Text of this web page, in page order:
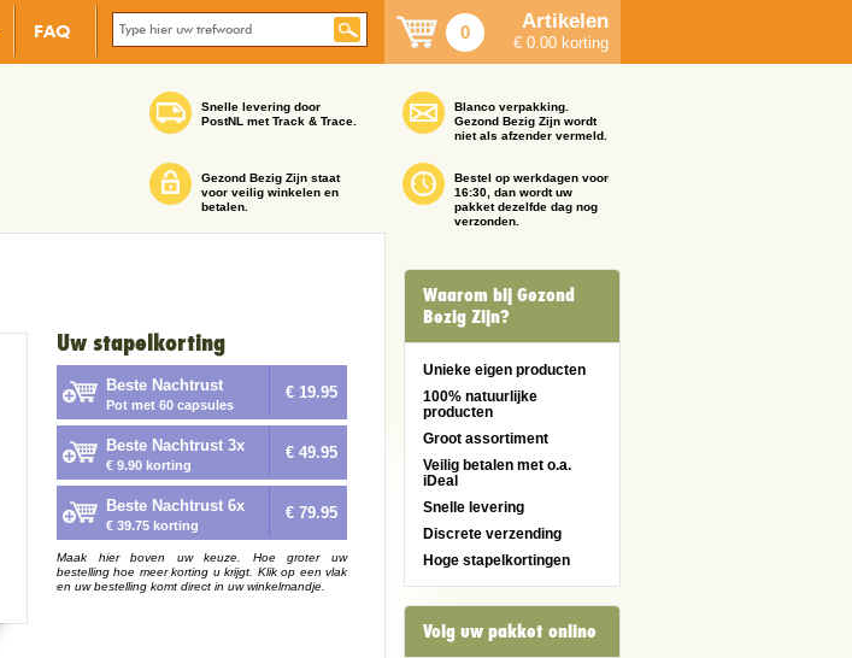
FAQ 0 Artikelen
€ 0.00 korting
Snelle levering door
PostNL met Track & Trace.
Gezond Bezig Zijn staat
voor veilig winkelen en
betalen.
Blanco verpakking.
Gezond Bezig Zijn wordt
niet als afzender vermeld.
Bestel op werkdagen voor
16:30, dan wordt uw
pakket dezelfde dag nog
verzonden.
Uw stapelkorting
Beste Nachtrust
Pot met 60 capsules
€ 19.95
Beste Nachtrust 3x
€ 9.90 korting
€ 49.95
Beste Nachtrust 6x
€ 39.75 korting
€ 79.95
Maak hier boven uw keuze. Hoe groter uw
bestelling hoe meer korting u krijgt. Klik op een vlak
en uw bestelling komt direct in uw winkelmandje.
Waarom bij Gezond
Bezig Zijn?
Unieke eigen producten
100% natuurlijke
producten
Groot assortiment
Veilig betalen met o.a.
iDeal
Snelle levering
Discrete verzending
Hoge stapelkortingen
Volg uw pakket online